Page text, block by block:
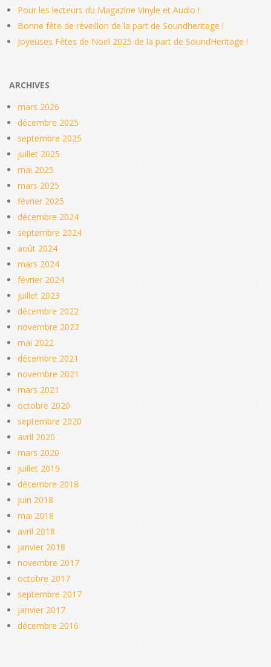
Pour les lecteurs du Magazine Vinyle et Audio !
Bonne fête de réveillon de la part de Soundheritage !
Joyeuses Fêtes de Noël 2025 de la part de SoundHeritage !
ARCHIVES
mars 2026
décembre 2025
septembre 2025
juillet 2025
mai 2025
mars 2025
février 2025
décembre 2024
septembre 2024
août 2024
mars 2024
février 2024
juillet 2023
décembre 2022
novembre 2022
mai 2022
décembre 2021
novembre 2021
mars 2021
octobre 2020
septembre 2020
avril 2020
mars 2020
juillet 2019
décembre 2018
juin 2018
mai 2018
avril 2018
janvier 2018
novembre 2017
octobre 2017
septembre 2017
janvier 2017
décembre 2016